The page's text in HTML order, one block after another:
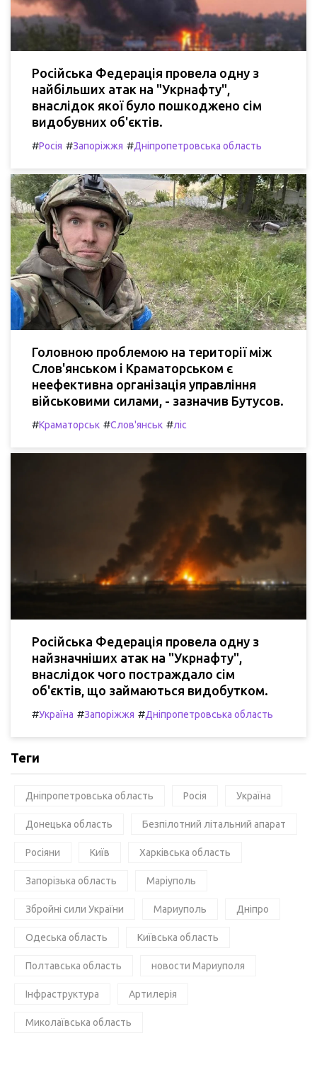
Російська Федерація провела одну з
найбільших атак на "Укрнафту",
внаслідок якої було пошкоджено сім
видобувних об'єктів.
#Росія #Запоріжжя #Дніпропетровська область
Головною проблемою на території між
Слов'янськом і Краматорськом є
неефективна організація управління
військовими силами, - зазначив Бутусов.
#Краматорськ #Слов'янськ #ліс
Російська Федерація провела одну з
найзначніших атак на "Укрнафту",
внаслідок чого постраждало сім
об'єктів, що займаються видобутком.
#Україна #Запоріжжя #Дніпропетровська область
Теги
Дніпропетровська область Росія Україна
Донецька область Безпілотний літальний апарат
Росіяни Київ Харківська область
Запорізька область Маріуполь
Збройні сили України Мариуполь Дніпро
Одеська область Київська область
Полтавська область новости Мариуполя
Інфраструктура Артилерія
Миколаївська область